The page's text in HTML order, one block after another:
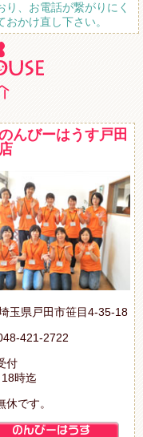
、お電話が繋がりにく
かけ直し下さい。
んびーはうす戸田
店
玉県戸田市笹目4-35-18
421-2722
付
時迄
休です。